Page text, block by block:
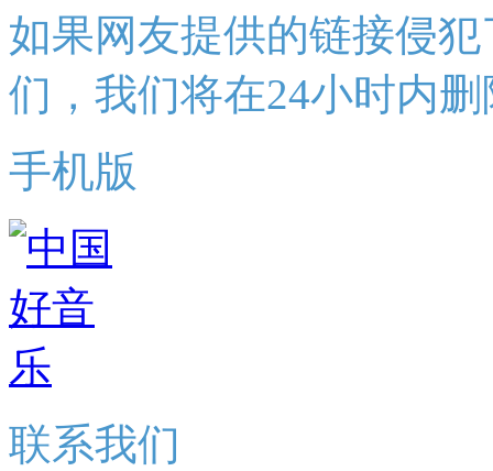
如果网友提供的链接侵
们，我们将在24小时内
手机版
联系我们